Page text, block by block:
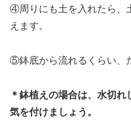
④周りにも土を入れたら、
えます。
⑤鉢底から流れるくらい、
＊鉢植えの場合は、水切
気を付けましょう。